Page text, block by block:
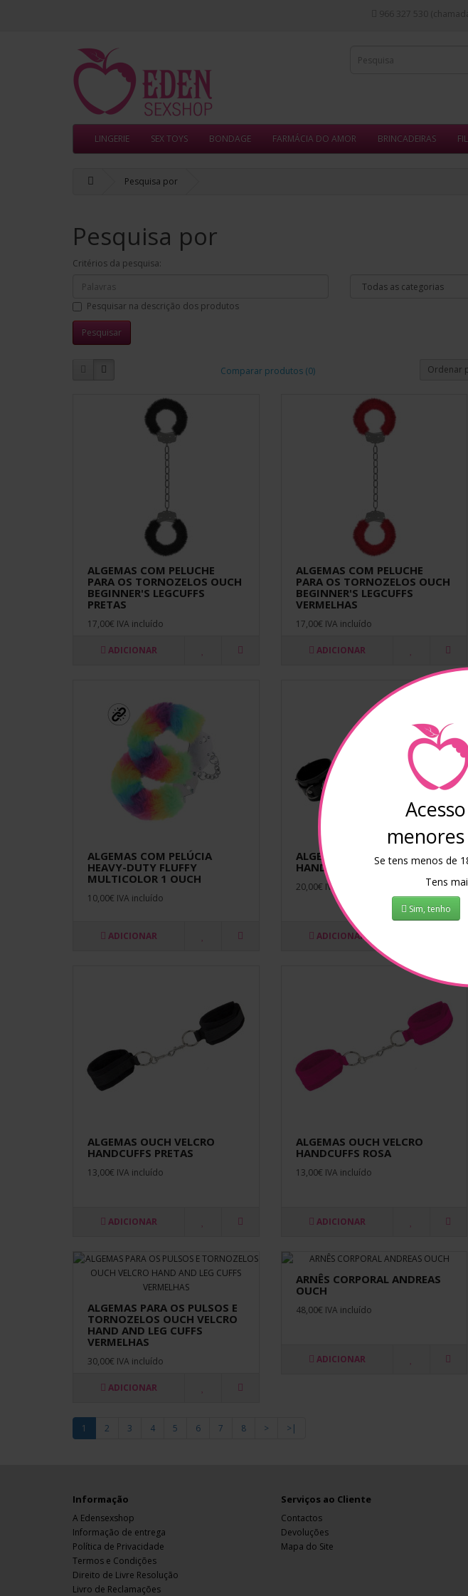
966 327 530
LINGERIE SEX TOYS BONDAGE FARMÁCIA DO AMOR BRINCADEIRAS
Pesquisa por
Pesquisa por
Critérios da pesquisa:
Pesquisar na descrição dos produtos
Comparar produtos (0) Ordenar
ALGEMAS COM PELUCHE
PARA OS TORNOZELOS OUCH
BEGINNER'S LEGCUFFS
PRETAS
17,00€ IVA incluído
ADICIONAR
ALGEMAS COM PELUCHE
PARA OS TORNOZELOS OUCH
BEGINNER'S LEGCUFFS
VERMELHAS
17,00€ IVA incluído
ADICIONAR
ALGEMAS COM PELÚCIA
HEAVY-DUTY FLUFFY
MULTICOLOR 1 OUCH
10,00€ IVA incluído
ADICIONAR
ALGEMAS OUCH LEATHER
HANDCUFFS PRETAS
20,00€ IVA incluído
ADICIONAR
ALGEMAS OUCH VELCRO
HANDCUFFS PRETAS
13,00€ IVA incluído
ADICIONAR
ALGEMAS OUCH VELCRO
HANDCUFFS ROSA
13,00€ IVA incluído
ADICIONAR
ALGEMAS PARA OS PULSOS E
TORNOZELOS OUCH VELCRO
HAND AND LEG CUFFS
VERMELHAS
30,00€ IVA incluído
ADICIONAR
ARNÊS CORPORAL ANDREAS
OUCH
48,00€ IVA incluído
ADICIONAR
1 2 3 4 5 6 7 8 > >|
Se tens menos de
Tens
Sim, tenho
Informação
A Edensexshop
Informação de entrega
Política de Privacidade
Termos e Condições
Direito de Livre Resolução
Livro de Reclamações
Serviços ao Cliente
Contactos
Devoluções
Mapa do Site